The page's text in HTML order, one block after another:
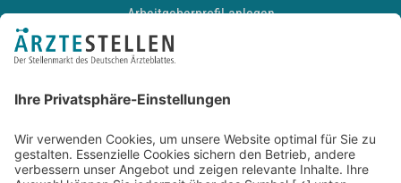
Arbeitgeberprofil anlegen
Recruiting-Podcast
Kontakt
Datenschutz